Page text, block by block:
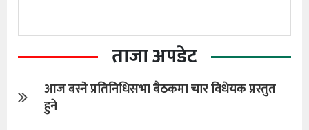
ताजा अपडेट
आज बस्ने प्रतिनिधिसभा बैठकमा चार विधेयक प्रस्तुत
हुने